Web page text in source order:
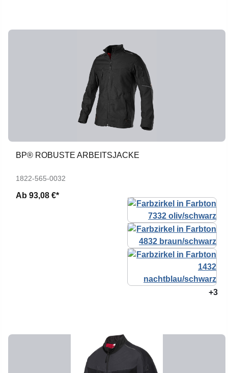
BP® ROBUSTE ARBEITSJACKE
1822-565-0032
Ab 93,08 €*
+3